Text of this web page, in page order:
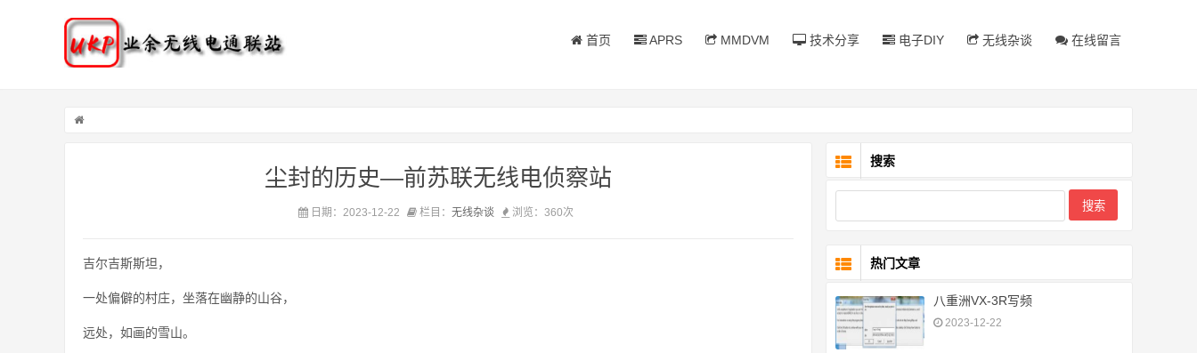
首页 APRS MMDVM 技术分享 电子DIY 无线杂谈 在线留言
尘封的历史—前苏联无线电侦察站
日期：2023-12-22 栏目： 无线杂谈 浏览： 360次
吉尔吉斯斯坦，
一处偏僻的村庄，坐落在幽静的山谷，
远处，如画的雪山。
搜索
热门文章
八重洲VX-3R写频
2023-12-22